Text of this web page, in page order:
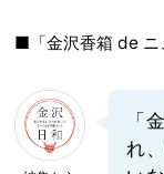
■「金沢香箱 de ニ
「
れ